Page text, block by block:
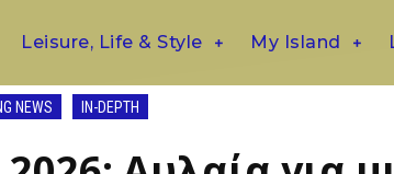
Leisure, Life & Style My Island
NEWS IN-DEPTH